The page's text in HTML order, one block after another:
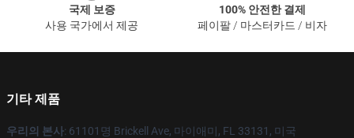
국제 보증
사용 국가에서 제공
100% 안전한 결제
페이팔 / 마스터카드 / 비자
기타 제품
우리의 본사: 61101명 Brickell Ave, 마이애미, FL 33131, 미국